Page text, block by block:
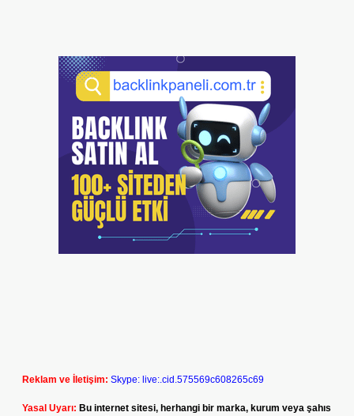
Reklam ve İletişim: Skype: live:.cid.575569c608265c69
Yasal Uyarı: Bu internet sitesi, herhangi bir marka, kurum veya şahıs